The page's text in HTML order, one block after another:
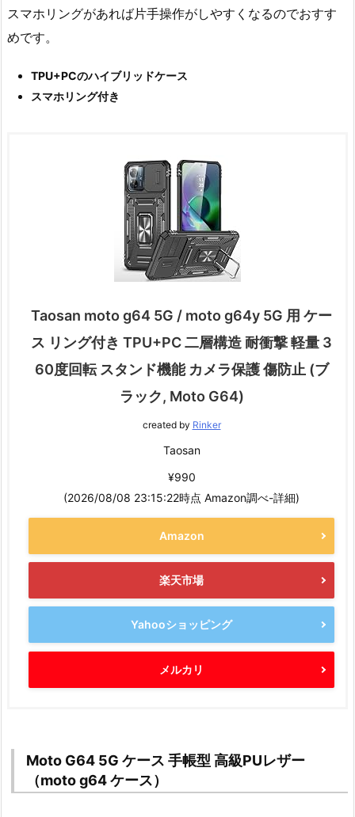
スマホリングがあれば片手操作がしやすくなるのでおすす
めです。
TPU+PCのハイブリッドケース
スマホリング付き
Taosan moto g64 5G / moto g64y 5G 用 ケー
ス リング付き TPU+PC 二層構造 耐衝撃 軽量 3
60度回転 スタンド機能 カメラ保護 傷防止 (ブ
ラック, Moto G64)
created by Rinker
Taosan
¥990
(2026/08/08 23:15:22時点 Amazon調べ-詳細)
Amazon
楽天市場
Yahooショッピング
メルカリ
Moto G64 5G ケース 手帳型 高級PUレザー
（moto g64 ケース）